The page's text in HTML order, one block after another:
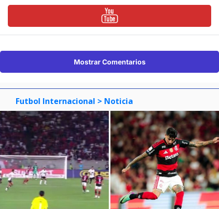
Mostrar Comentarios
Futbol Internacional > Noticia